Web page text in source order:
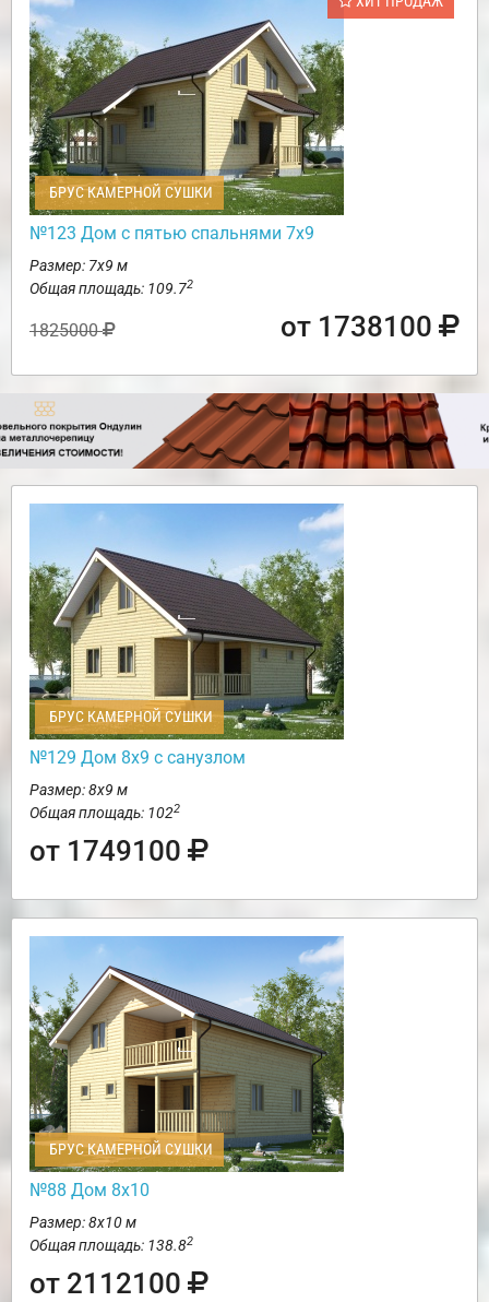
БРУС КАМЕРНОЙ СУШКИ
№123 Дом с пятью спальнями 7х9
Размер: 7х9 м
Общая площадь: 109.72
1825000 от 1738100
БРУС КАМЕРНОЙ СУШКИ
№129 Дом 8х9 с санузлом
Размер: 8х9 м
Общая площадь: 1022
от 1749100
БРУС КАМЕРНОЙ СУШКИ
№88 Дом 8х10
Размер: 8х10 м
Общая площадь: 138.82
от 2112100